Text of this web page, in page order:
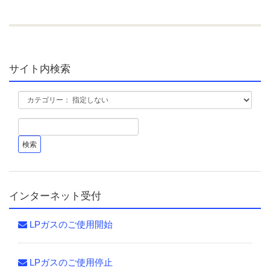
サイト内検索
インターネット受付
LPガスのご使用開始
LPガスのご使用停止